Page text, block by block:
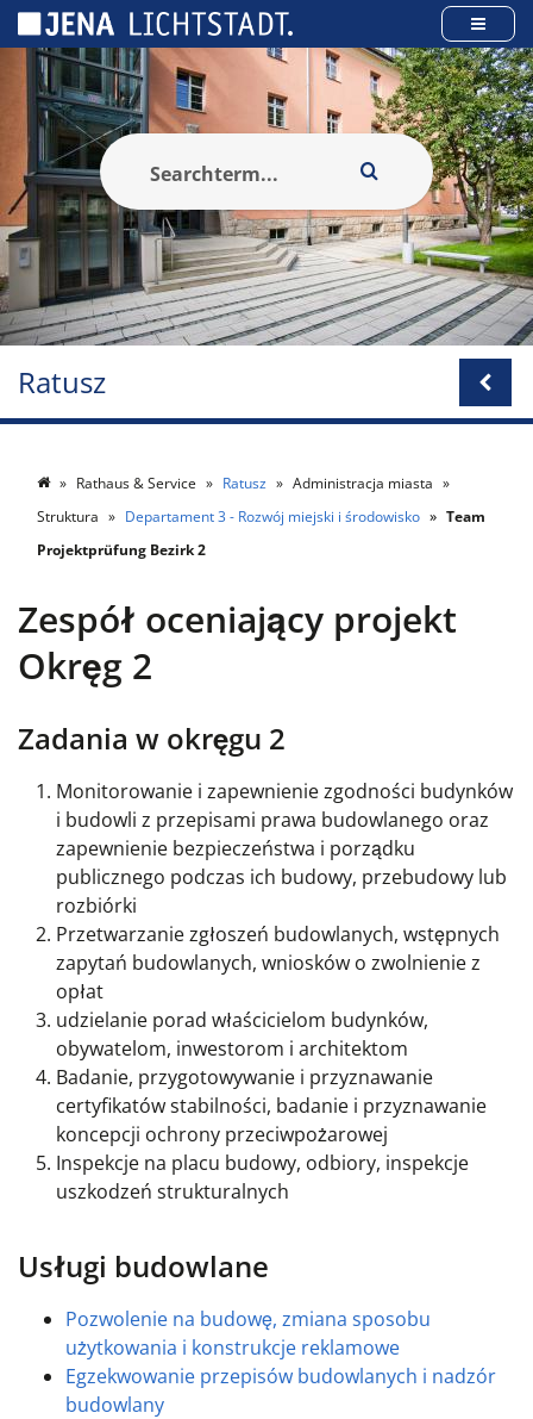
Ratusz
Rathaus & Service Ratusz
Administracja miasta
Struktura
Departament 3 - Rozwój miejski i środowisko
Team
Projektprüfung Bezirk 2
Zespół oceniający projekt
Okręg 2
Zadania w okręgu 2
Monitorowanie i zapewnienie zgodności budynków
i budowli z przepisami prawa budowlanego oraz
zapewnienie bezpieczeństwa i porządku
publicznego podczas ich budowy, przebudowy lub
rozbiórki
Przetwarzanie zgłoszeń budowlanych, wstępnych
zapytań budowlanych, wniosków o zwolnienie z
opłat
udzielanie porad właścicielom budynków,
obywatelom, inwestorom i architektom
Badanie, przygotowywanie i przyznawanie
certyfikatów stabilności, badanie i przyznawanie
koncepcji ochrony przeciwpożarowej
Inspekcje na placu budowy, odbiory, inspekcje
uszkodzeń strukturalnych
Usługi budowlane
Pozwolenie na budowę, zmiana sposobu
użytkowania i konstrukcje reklamowe
Egzekwowanie przepisów budowlanych i nadzór
budowlany
Panel zarządzania plikami cookies